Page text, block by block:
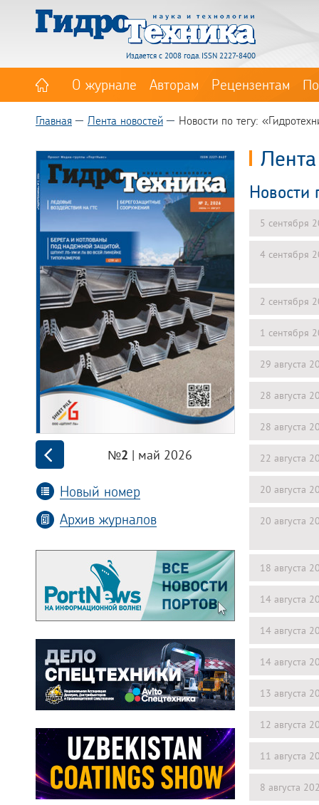
Издается с 2008 года. ISSN 2227-8400
О журнале Авторам Рецензентам
Главная Лента новостей Новости по тегу:
№2 | май 2026
Новый номер
Архив журналов
Новости
5 сентября
4 сентября
2 сентября
1 сентября
29 августа
28 августа
28 августа
22 августа
20 августа
20 августа
18 августа
14 августа
14 августа
14 августа
13 августа
12 августа
11 августа
8 августа